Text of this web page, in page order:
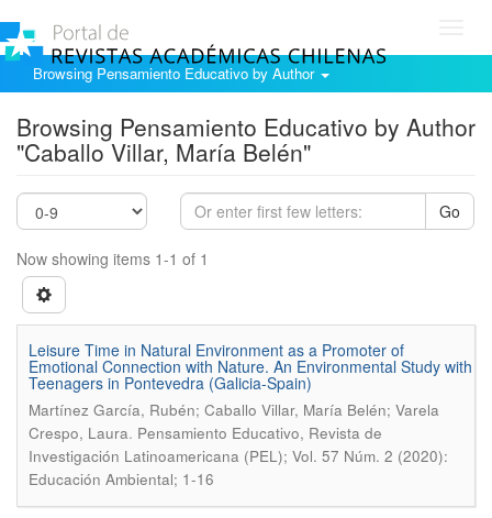
Browsing Pensamiento Educativo by Author
Browsing Pensamiento Educativo by Author
"Caballo Villar, María Belén"
Go
Now showing items 1-1 of 1
Leisure Time in Natural Environment as a Promoter of
Emotional Connection with Nature. An Environmental Study with
Teenagers in Pontevedra (Galicia-Spain)
Martínez García, Rubén; Caballo Villar, María Belén; Varela
Crespo, Laura. Pensamiento Educativo, Revista de
Investigación Latinoamericana (PEL); Vol. 57 Núm. 2 (2020):
Educación Ambiental; 1-16